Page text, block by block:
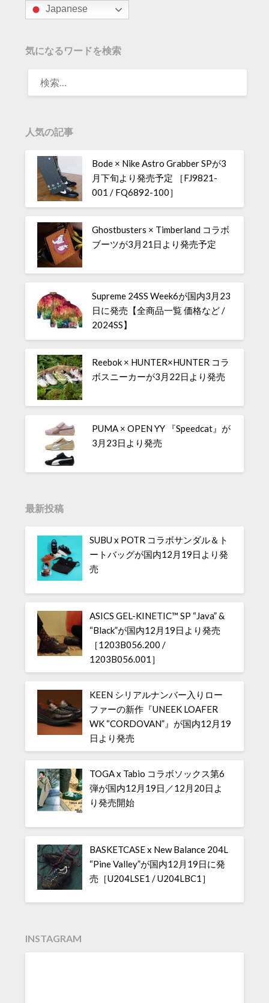
Japanese
気になるワードを検索
人気の記事
Bode × Nike Astro Grabber SPが3
月下旬より発売予定 ［FJ9821-
001 / FQ6892-100］
Ghostbusters × Timberland コラボ
ブーツが3月21日より発売予定
Supreme 24SS Week6が国内3月23
日に発売【全商品一覧 価格など /
2024SS】
Reebok × HUNTER×HUNTER コラ
ボスニーカーが3月22日より発売
PUMA × OPEN YY 『Speedcat』が
3月23日より発売
最新投稿
SUBU x POTR コラボサンダル＆ト
ートバッグが国内12月19日より発
売
ASICS GEL-KINETIC™ SP “Java” &
“Black”が国内12月19日より発売
［1203B056.200 /
1203B056.001］
KEEN シリアルナンバー入りロー
ファーの新作『UNEEK LOAFER
WK “CORDOVAN”』が国内12月19
日より発売
TOGA x Tabio コラボソックス第6
弾が国内12月19日／12月20日よ
り発売開始
BASKETCASE x New Balance 204L
“Pine Valley”が国内12月19日に発
売［U204LSE1 / U204LBC1］
INSTAGRAM